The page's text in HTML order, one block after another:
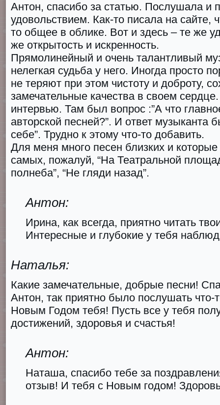
Антон, спасибо за статью. Послушала и
удовольствием. Как-то писала на сайте,
то общее в облике. Вот и здесь – те же
же открытость и искренность.
Прямолинейный и очень талантливый
нелегкая судьба у него. Иногда просто
не теряют при этом чистоту и доброту,
замечательные качества в своем
интервью. Там был вопрос :”А что
авторской песней?”. И ответ музыканта
себе”. Трудно к этому что-то добавить.
Для меня много песен близких и
самых, пожалуй, “На Театральной
полнеба”, “Не гляди назад”.
Антон:
Ирина, как всегда, приятно читать
Интересные и глубокие у тебя
Наталья:
Какие замечательные, добрые песни!
Антон, так приятно было послушать
Новым Годом тебя! Пусть все у тебя
достижений, здоровья и счастья!
Антон:
Наташа, спасибо тебе за
отзыв! И тебя с Новым годом!